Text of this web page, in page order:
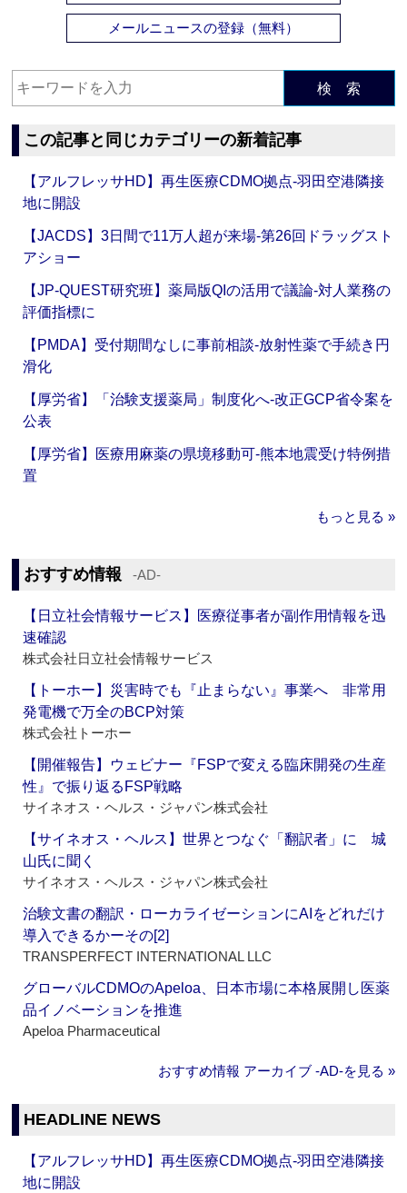
メールニュースの登録（無料）
検 索
この記事と同じカテゴリーの新着記事
【アルフレッサHD】再生医療CDMO拠点‐羽田空港隣接
地に開設
【JACDS】3日間で11万人超が来場‐第26回ドラッグスト
アショー
【JP-QUEST研究班】薬局版QIの活用で議論‐対人業務の
評価指標に
【PMDA】受付期間なしに事前相談‐放射性薬で手続き円
滑化
【厚労省】「治験支援薬局」制度化へ‐改正GCP省令案を
公表
【厚労省】医療用麻薬の県境移動可‐熊本地震受け特例措
置
もっと見る »
おすすめ情報 ‐AD‐
【日立社会情報サービス】医療従事者が副作用情報を迅
速確認
株式会社日立社会情報サービス
【トーホー】災害時でも『止まらない』事業へ 非常用
発電機で万全のBCP対策
株式会社トーホー
【開催報告】ウェビナー『FSPで変える臨床開発の生産
性』で振り返るFSP戦略
サイネオス・ヘルス・ジャパン株式会社
【サイネオス・ヘルス】世界とつなぐ「翻訳者」に 城
山氏に聞く
サイネオス・ヘルス・ジャパン株式会社
治験文書の翻訳・ローカライゼーションにAIをどれだけ
導入できるかーその[2]
TRANSPERFECT INTERNATIONAL LLC
グローバルCDMOのApeloa、日本市場に本格展開し医薬
品イノベーションを推進
Apeloa Pharmaceutical
おすすめ情報 アーカイブ ‐AD‐を見る »
HEADLINE NEWS
【アルフレッサHD】再生医療CDMO拠点‐羽田空港隣接
地に開設